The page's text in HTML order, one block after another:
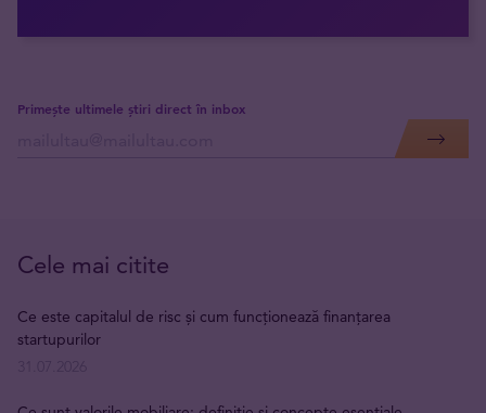
Primește ultimele știri direct în inbox
Cele mai citite
Ce este capitalul de risc și cum funcționează finanțarea
startupurilor